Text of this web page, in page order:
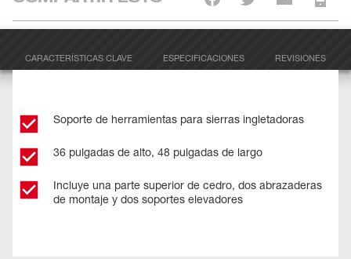
CARACTERÍSTICAS CLAVE ESPECIFICACIONES REVISIONES
Soporte de herramientas para sierras ingletadoras
36 pulgadas de alto, 48 pulgadas de largo
Incluye una parte superior de cedro, dos abrazaderas
de montaje y dos soportes elevadores